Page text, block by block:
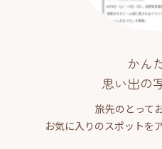
かん
思い出の
旅先のとって
お気に入りのスポットを